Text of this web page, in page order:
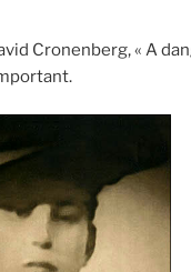
Cronenberg, « A